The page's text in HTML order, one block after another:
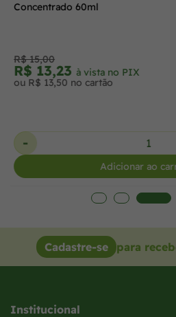
Concentrado 60ml
R$ 15,00
R$ 13,23 à vista no PIX
ou R$ 13,50 no cartão
Adicionar ao
Cadastre-se para
Institucional